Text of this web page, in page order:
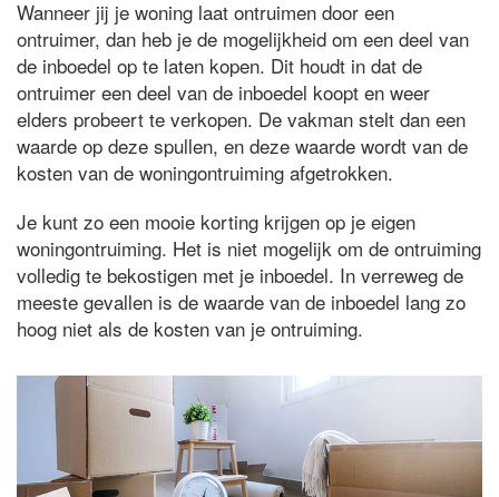
Wanneer jij je woning laat ontruimen door een
ontruimer, dan heb je de mogelijkheid om een deel van
de inboedel op te laten kopen. Dit houdt in dat de
ontruimer een deel van de inboedel koopt en weer
elders probeert te verkopen. De vakman stelt dan een
waarde op deze spullen, en deze waarde wordt van de
kosten van de woningontruiming afgetrokken.
Je kunt zo een mooie korting krijgen op je eigen
woningontruiming. Het is niet mogelijk om de ontruiming
volledig te bekostigen met je inboedel. In verreweg de
meeste gevallen is de waarde van de inboedel lang zo
hoog niet als de kosten van je ontruiming.